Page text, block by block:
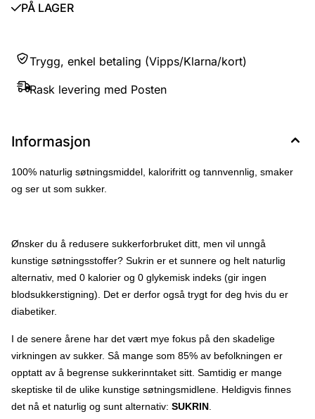
PÅ LAGER
Trygg, enkel betaling (Vipps/Klarna/kort)
Rask levering med Posten
Informasjon
100% naturlig søtningsmiddel, kalorifritt og tannvennlig, smaker
og ser ut som sukker.
Ønsker du å redusere sukkerforbruket ditt, men vil unngå
kunstige søtningsstoffer? Sukrin er et sunnere og helt naturlig
alternativ, med 0 kalorier og 0 glykemisk indeks (gir ingen
blodsukkerstigning). Det er derfor også trygt for deg hvis du er
diabetiker.
I de senere årene har det vært mye fokus på den skadelige
virkningen av sukker. Så mange som 85% av befolkningen er
opptatt av å begrense sukkerinntaket sitt. Samtidig er mange
skeptiske til de ulike kunstige søtningsmidlene. Heldigvis finnes
det nå et naturlig og sunt alternativ: SUKRIN